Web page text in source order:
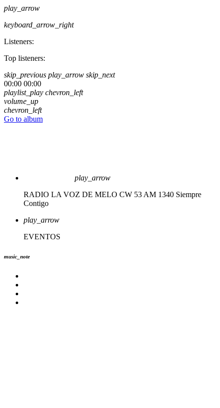
play_arrow
keyboard_arrow_right
Listeners:
Top listeners:
skip_previous play_arrow skip_next
00:00 00:00
playlist_play chevron_left
volume_up
chevron_left
Go to album
play_arrow
RADIO LA VOZ DE MELO CW 53 AM 1340 Siempre
Contigo
play_arrow
EVENTOS
music_note